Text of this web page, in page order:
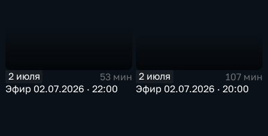
2 июля
53 мин
Эфир 02.07.2026 · 22:00
2 июля
107 мин
Эфир 02.07.2026 · 20:00